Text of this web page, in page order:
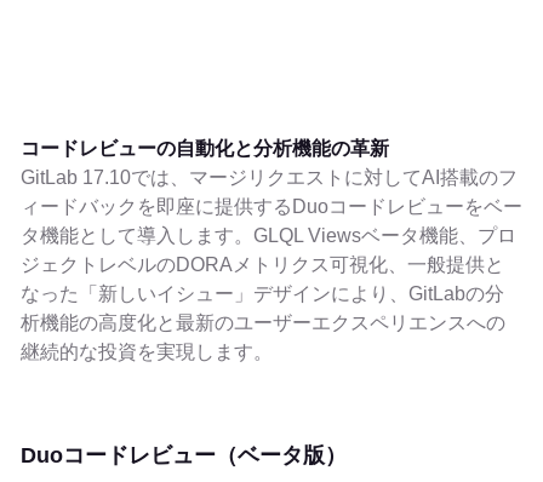
コードレビューの自動化と分析機能の革新
GitLab 17.10では、マージリクエストに対してAI搭載のフ
ィードバックを即座に提供するDuoコードレビューをベー
タ機能として導入します。GLQL Viewsベータ機能、プロ
ジェクトレベルのDORAメトリクス可視化、一般提供と
なった「新しいイシュー」デザインにより、GitLabの分
析機能の高度化と最新のユーザーエクスペリエンスへの
継続的な投資を実現します。
Duoコードレビュー（ベータ版）